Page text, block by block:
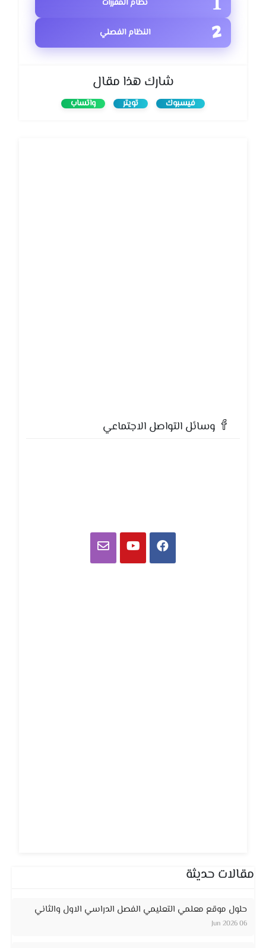
نظام المقررات
النظام الفصلي
شارك هذا مقال
فيسبوك تويتر واتساب
وسائل التواصل الاجتماعي
مقالات حديثة
حلول موقع معلمي التعليمي الفصل الدراسي الاول والثاني
06 Jun 2026